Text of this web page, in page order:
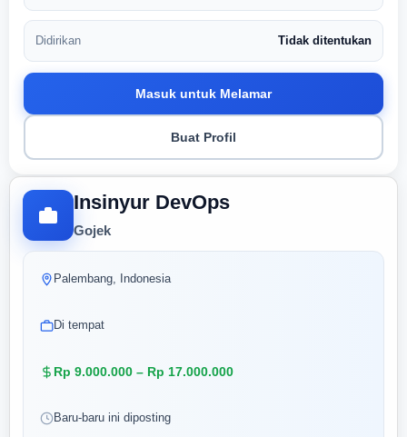
Insinyur DevOps
Gojek
Palembang, Indonesia
Di tempat
Rp 9.000.000 – Rp 17.000.000
Baru-baru ini diposting
Didirikan Tidak ditentukan
Masuk untuk Melamar
Buat Profil